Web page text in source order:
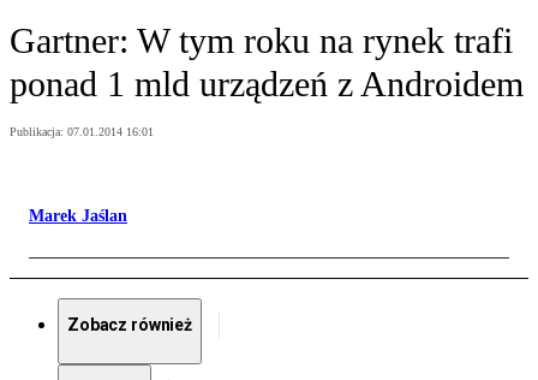
Gartner: W tym roku na rynek trafi
ponad 1 mld urządzeń z Androidem
Publikacja: 07.01.2014 16:01
Marek Jaślan
Zobacz również